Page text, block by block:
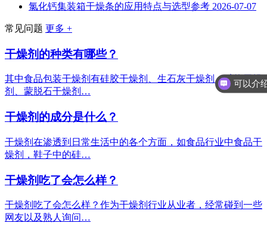
氯化钙集装箱干燥条的应用特点与选型参考 2026-07-07
常见问题 更多 +
干燥剂的种类有哪些？
其中食品包装干燥剂有硅胶干燥剂、生石灰干燥剂、矿物干燥
剂、蒙脱石干燥剂…
干燥剂的成分是什么？
干燥剂在渗透到日常生活中的各个方面，如食品行业中食品干
燥剂，鞋子中的硅…
干燥剂吃了会怎么样？
干燥剂吃了会怎么样？作为干燥剂行业从业者，经常碰到一些
网友以及熟人询问…